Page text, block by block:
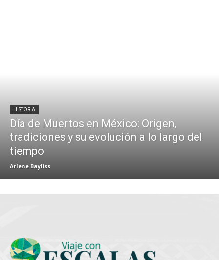
HISTORIA
Día de Muertos en México: Origen,
tradiciones y su evolución a lo largo del
tiempo
Arlene Bayliss